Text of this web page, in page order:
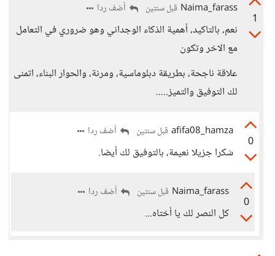
1
Naima_farass قبل سنتين أضف ردا
نعم، بالتاكيد، أهمية الذكاء الوجداني وهو ضروري في التعامل
مع الاخر وتكون
علاقة ناجحة، بطريقة دبلوماسية، ومرنة، والحوار البناء، اتمنى
لك التوفيق والتميز.....
0
afifa08_hamza قبل سنتين أضف ردا
شكرا جزيلا نعيمة، بالتوفيق لك أيضا.
0
Naima_farass قبل سنتين أضف ردا
كل النصر لك يا أختاه...